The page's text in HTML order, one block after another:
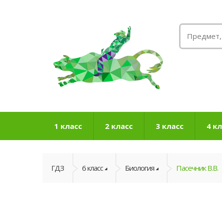
1 класс 2 класс 3 класс 4
ГДЗ 6 класс Биология Пасечник В.В.